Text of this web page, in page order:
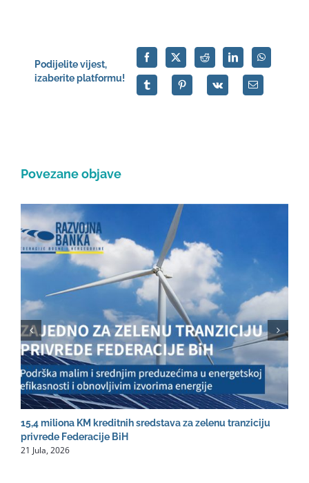
Podijelite vijest,
izaberite platformu!
Povezane objave
15,4 miliona KM kreditnih sredstava za zelenu tranziciju
privrede Federacije BiH
21 Jula, 2026